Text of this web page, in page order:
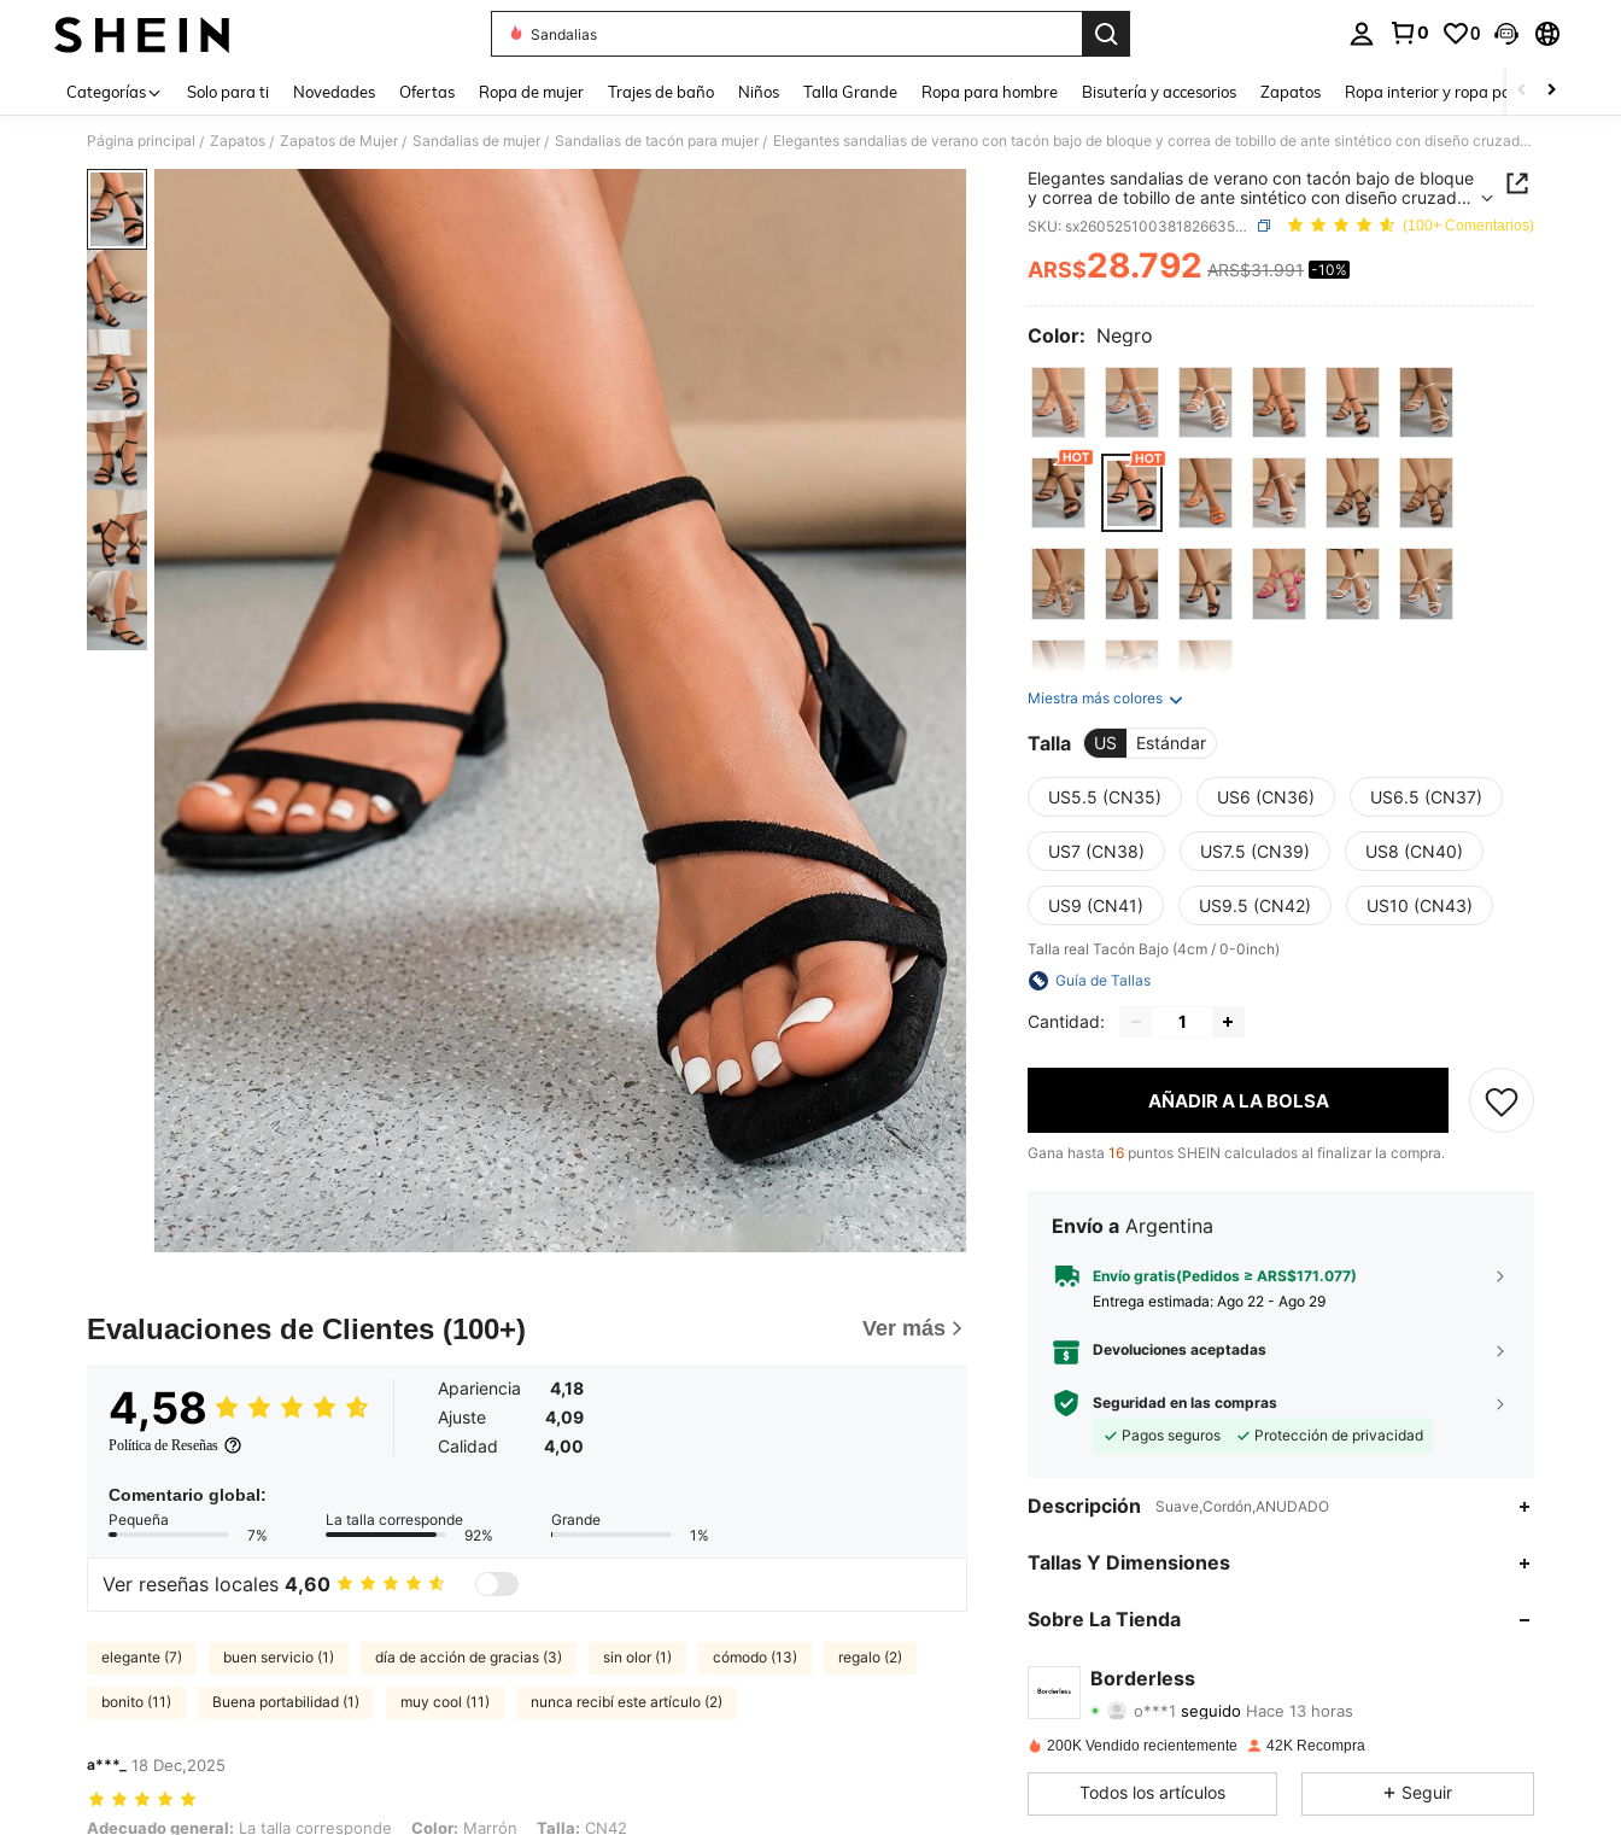
Sandalias
0 0
Categorías Solo para ti Novedades Ofertas Ropa de mujer Trajes de baño Niños Talla Grande Ropa para hombre Bisutería y accesorios Zapatos Ropa interior y ropa para dormir
Página principal / Zapatos / Zapatos de Mujer / Sandalias de mujer / Sandalias de tacón para mujer / Elegantes sandalias de verano con tacón bajo de bloque y correa de tobillo de ante sintético con diseño cruzado, tacones gruesos
Evaluaciones de Clientes (100+) Ver más
4,58
Política de Reseñas
Apariencia
4,18
Ajuste
4,09
Calidad
4,00
Comentario global:
Pequeña
7%
La talla corresponde
92%
Grande
1%
Ver reseñas locales 4,60
elegante (7) buen servicio (1) día de acción de gracias (3) sin olor (1) cómodo (13) regalo (2)
bonito (11) Buena portabilidad (1) muy cool (11) nunca recibí este artículo (2)
a***_ 18 Dec,2025
Adecuado general: La talla corresponde, Color: Marrón, Talla: CN42
Adecuado general: La talla corresponde Color: Marrón Talla: CN42
Elegantes sandalias de verano con tacón bajo de bloque
y correa de tobillo de ante sintético con diseño cruzado,
tacones gruesos
SKU: sx260525100381826635780 (100+ Comentarios)
PRICE AND AVAILABILITY
ARS$28.792 ARS$31.991 -10%
Color: Negro
Miestra más colores
Talla US Estándar
US5.5 (CN35) US6 (CN36) US6.5 (CN37)
US7 (CN38) US7.5 (CN39) US8 (CN40)
US9 (CN41) US9.5 (CN42) US10 (CN43)
Talla real Tacón Bajo (4cm / 0-0inch)
Guía de Tallas
Cantidad:
AÑADIR A LA BOLSA
Gana hasta 16 puntos SHEIN calculados al finalizar la compra.
Envío a Argentina
Envío gratis(Pedidos ≥ ARS$171.077)
Entrega estimada: Ago 22 - Ago 29
Devoluciones aceptadas
Seguridad en las compras
Pagos seguros
Protección de privacidad
Descripción Suave,Cordón,ANUDADO
Tallas Y Dimensiones
Sobre La Tienda
Borderless
o***1seguido
4,88 Calificación 196Artículos 8.7K
4,88 196 8.7K
200K Vendido recientemente 42K Recompra
Todos los artículos Seguir